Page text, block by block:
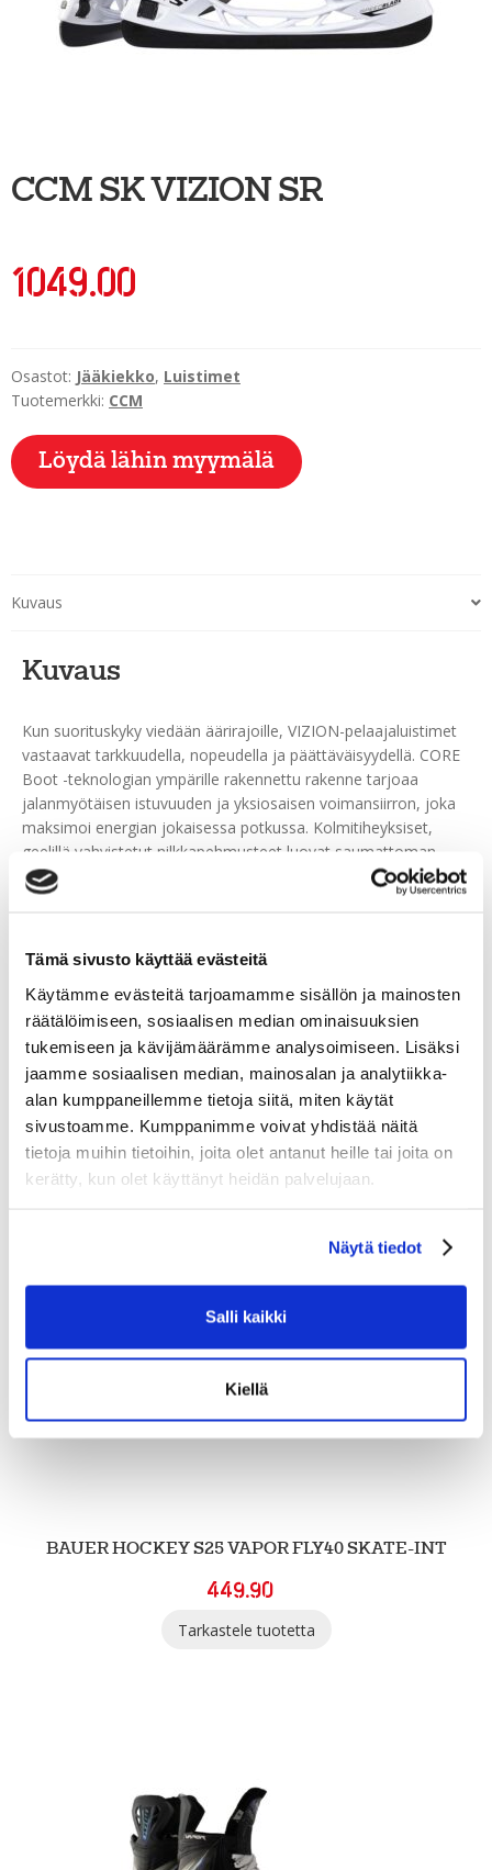
Tämä sivusto käyttää evästeitä
Käytämme evästeitä tarjoamamme sisällön ja mainosten
räätälöimiseen, sosiaalisen median ominaisuuksien
tukemiseen ja kävijämäärämme analysoimiseen. Lisäksi
jaamme sosiaalisen median, mainosalan ja analytiikka-
alan kumppaneillemme tietoja siitä, miten käytät
sivustoamme. Kumppanimme voivat yhdistää näitä
tietoja muihin tietoihin, joita olet antanut heille tai joita on
kerätty, kun olet käyttänyt heidän palvelujaan.
Näytä tiedot
Salli kaikki
Kiellä
Ulkoilu
CCM SK VIZION SR
1049.00
Osastot: Jääkiekko, Luistimet
Tuotemerkki: CCM
Löydä lähin myymälä
Kuvaus
Kuvaus
Kun suorituskyky viedään äärirajoille, VIZION-pelaajaluistimet
vastaavat tarkkuudella, nopeudella ja päättäväisyydellä. CORE
Boot -teknologian ympärille rakennettu rakenne tarjoaa
jalanmyötäisen istuvuuden ja yksiosaisen voimansiirron, joka
maksimoi energian jokaisessa potkussa. Kolmitiheyksiset,
geelillä vahvistetut nilkkapehmusteet luovat saumattoman
yhteyden jalan ja luistimen välille, tarjoten eliittitason
mukavuuden ja tarkan palautteen ilman ylimääräistä massaa.
voimakkaampaa ja varmempaa liukua varten. VZ-kevyellä
kielellä viimeistelty luistin palauttaa energiaa tehokkaasti
säilyttäen luonnollisen eteenpäin taipumisen ja lukitun
mukavuuden.
Tutustu myös
BAUER HOCKEY S25 VAPOR FLY40 SKATE-INT
449.90
Tarkastele tuotetta